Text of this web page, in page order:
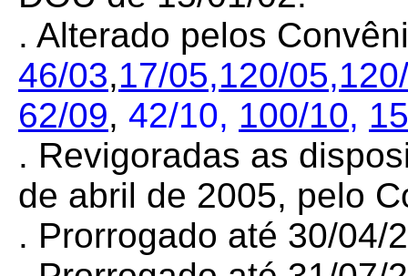
. Alterado pelos
46/03,17/05,120/05,
62/09, 42/10, 100/10,
. Revigoradas as
de abril de 2005, pelo
. Prorrogado até 30/